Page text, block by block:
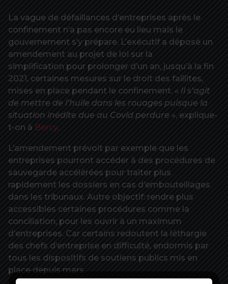
La vague de défaillances d’entreprises après le
confinement n’a pas encore eu lieu mais le
gouvernement s’y prépare. L’exécutif a déposé un
amendement au projet de loi sur la
simplification pour prolonger d’un an, jusqu’à la fin
2021, certaines mesures sur le droit des faillites,
mises en place pendant le confinement. « Il s’agit
de mettre de l’huile dans les rouages puisque la
situation inédite due au Covid perdure », explique-
t-on à Bercy.
L’amendement prévoit par exemple que les
entreprises pourront accéder à des procédures de
sauvegarde accélérées pour traiter plus
rapidement les dossiers en cas d’embouteillages
dans les tribunaux. Autre objectif: rendre plus
accessibles certaines procédures comme la
conciliation, pour les ouvrir à un maximum
d’entreprises. Car certains redoutent la léthargie
des chefs d’entreprise en difficulté, endormis par
tous les dispositifs de soutiens publics mis en
place depuis mars.